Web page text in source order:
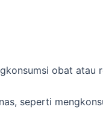
obat atau
seperti